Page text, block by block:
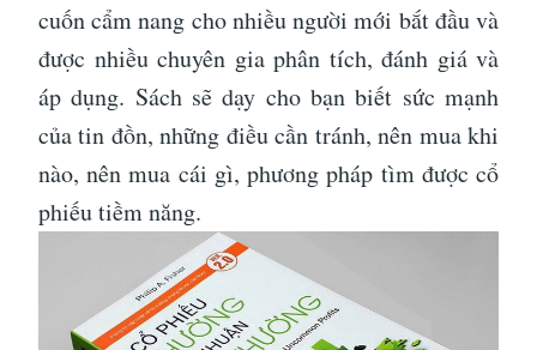
cuốn cẩm nang cho nhiều người mới bắt đầu và
được nhiều chuyên gia phân tích, đánh giá và
áp dụng. Sách sẽ dạy cho bạn biết sức mạnh
của tin đồn, những điều cần tránh, nên mua khi
nào, nên mua cái gì, phương pháp tìm được cổ
phiếu tiềm năng.